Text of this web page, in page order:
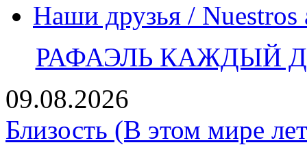
Наши друзья / Nuestros
РАФАЭЛЬ КАЖДЫЙ
09.08.2026
Близость (В этом мире